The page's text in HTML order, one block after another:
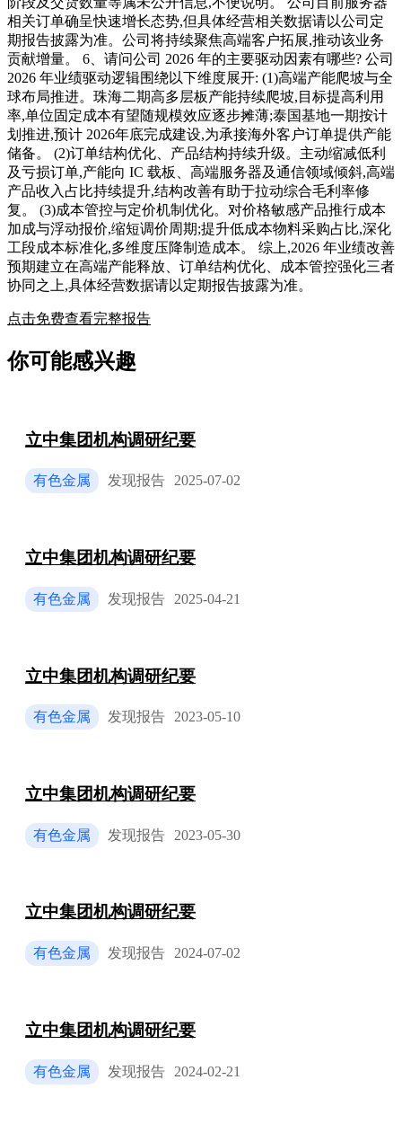
相关订单确呈快速增长态势,但具体经营相关数据请以公司定
期报告披露为准。公司将持续聚焦高端客户拓展,推动该业务
贡献增量。 6、请问公司 2026 年的主要驱动因素有哪些? 公司
2026 年业绩驱动逻辑围绕以下维度展开: (1)高端产能爬坡与全
球布局推进。珠海二期高多层板产能持续爬坡,目标提高利用
率,单位固定成本有望随规模效应逐步摊薄;泰国基地一期按计
划推进,预计 2026年底完成建设,为承接海外客户订单提供产能
储备。 (2)订单结构优化、产品结构持续升级。主动缩减低利
及亏损订单,产能向 IC 载板、高端服务器及通信领域倾斜,高端
产品收入占比持续提升,结构改善有助于拉动综合毛利率修
复。 (3)成本管控与定价机制优化。对价格敏感产品推行成本
加成与浮动报价,缩短调价周期;提升低成本物料采购占比,深化
工段成本标准化,多维度压降制造成本。 综上,2026 年业绩改善
预期建立在高端产能释放、订单结构优化、成本管控强化三者
协同之上,具体经营数据请以定期报告披露为准。
点击免费查看完整报告
你可能感兴趣
立中集团机构调研纪要
有色金属 发现报告 2025-07-02
立中集团机构调研纪要
有色金属 发现报告 2025-04-21
立中集团机构调研纪要
有色金属 发现报告 2023-05-10
立中集团机构调研纪要
有色金属 发现报告 2023-05-30
立中集团机构调研纪要
有色金属 发现报告 2024-07-02
立中集团机构调研纪要
有色金属 发现报告 2024-02-21